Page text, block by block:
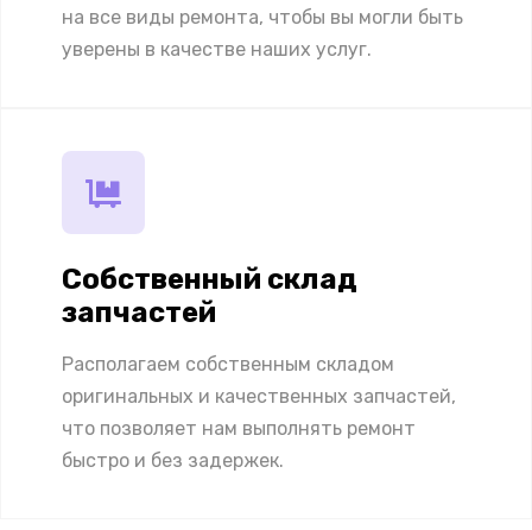
на все виды ремонта, чтобы вы могли быть
уверены в качестве наших услуг.
Собственный склад
запчастей
Располагаем собственным складом
оригинальных и качественных запчастей,
что позволяет нам выполнять ремонт
быстро и без задержек.